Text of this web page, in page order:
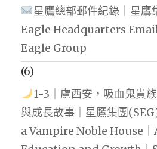
星鷹總部郵件紀錄｜星
Eagle Headquarters
Eagle Group
(6)
1-3｜盧西安，吸血鬼貴
與成長故事｜星鷹集團
a Vampire Noble House